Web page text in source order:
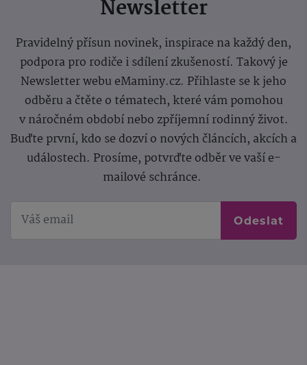
Newsletter
Pravidelný přísun novinek, inspirace na každý den,
podpora pro rodiče i sdílení zkušeností. Takový je
Newsletter webu eMaminy.cz. Přihlaste se k jeho
odběru a čtěte o tématech, které vám pomohou
v náročném období nebo zpříjemní rodinný život.
Buďte první, kdo se dozví o nových článcích, akcích a
událostech. Prosíme, potvrďte odběr ve vaší e-
mailové schránce.
Odeslat